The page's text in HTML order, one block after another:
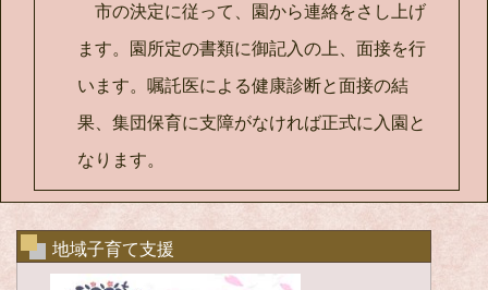
市の決定に従って、園から連絡をさし上げ
ます。園所定の書類に御記入の上、面接を行
います。嘱託医による健康診断と面接の結
果、集団保育に支障がなければ正式に入園と
なります。
地域子育て支援